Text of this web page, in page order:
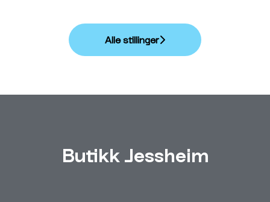
Alle stillinger
Butikk Jessheim